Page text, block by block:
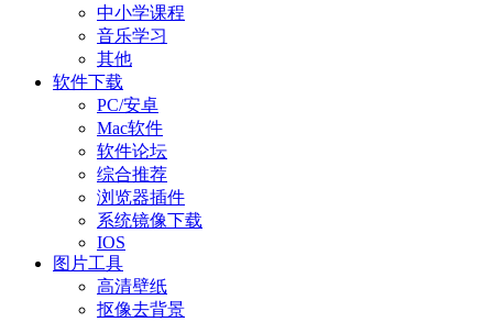
中小学课程
音乐学习
其他
软件下载
PC/安卓
Mac软件
软件论坛
综合推荐
浏览器插件
系统镜像下载
IOS
图片工具
高清壁纸
抠像去背景